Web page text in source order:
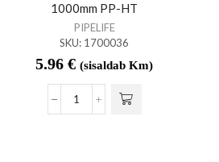
1000mm PP-HT
PIPELIFE
SKU: 1700036
5.96 € (sisaldab Km)